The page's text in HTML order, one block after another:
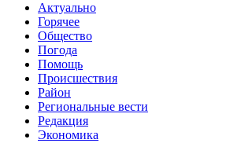
Актуально
Горячее
Общество
Погода
Помощь
Происшествия
Район
Региональные вести
Редакция
Экономика